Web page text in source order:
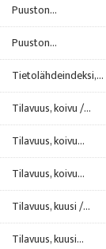
Puuston...
Puuston...
Tietolähdeindeksi,...
Tilavuus, koivu /...
Tilavuus, koivu...
Tilavuus, koivu...
Tilavuus, kuusi /...
Tilavuus, kuusi...